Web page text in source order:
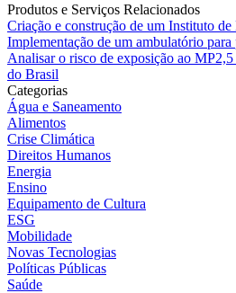
Produtos e Serviços Relacionados
Criação e construção de um Instituto de
Implementação de um ambulatório para
Analisar o risco de exposição ao
do Brasil
Categorias
Água e Saneamento
Alimentos
Crise Climática
Direitos Humanos
Energia
Ensino
Equipamento de Cultura
ESG
Mobilidade
Novas Tecnologias
Políticas Públicas
Saúde